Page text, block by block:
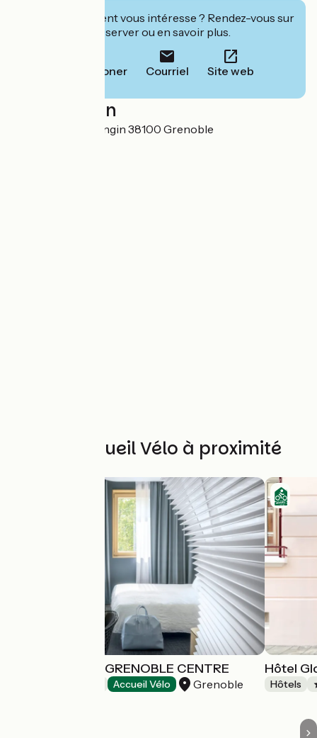
Cet établissement vous intéresse ? Rendez-vous sur
leur site pour réserver ou en savoir plus.
Téléphoner Courriel Site web
Localisation
11, rue Général Mangin 38100 Grenoble
Autres Accueil Vélo à proximité
OKKO HOTELS GRENOBLE CENTRE
Accueil Vélo Grenoble
Hôtel
Hôtels